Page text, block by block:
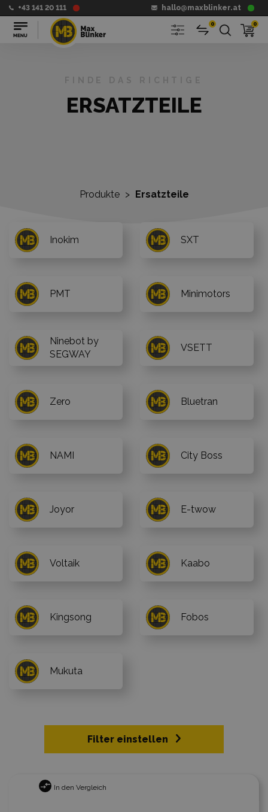
+43 141 20 111 hallo@maxblinker.at
0 0
Produkte > Ersatzteile
ERSATZTEILE
Inokim SXT
PMT Minimotors
Ninebot by
SEGWAY
VSETT
Zero Bluetran
NAMI City Boss
Joyor E-twow
Voltaik Kaabo
Kingsong Fobos
Mukuta
Filter einstellen
In den Vergleich